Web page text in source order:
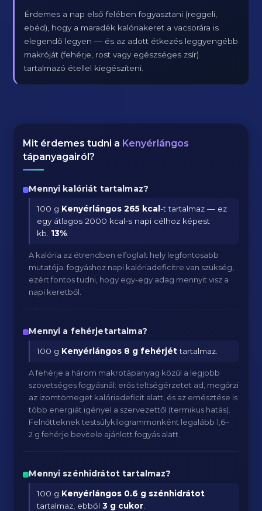
Érdemes a nap első felében fogyasztani (reggeli,
ebéd), hogy a maradék kalóriakeret a vacsorára is
elegendő legyen — és az adott étkezés leggyengébb
makróját (fehérje, rost vagy egészséges zsír)
tartalmazó étellel kiegészíteni.
Mit érdemes tudni a Kenyérlángos
tápanyagairól?
Mennyi kalóriát tartalmaz?
100 g Kenyérlángos 265 kcal-t tartalmaz — ez
egy átlagos 2000 kcal-s napi célhoz képest
kb. 13%
A kalória az étrendben elfoglalt hely legfontosabb
mutatója: fogyáshoz napi kalóriadeficitre van szükség,
ezért fontos tudni, hogy egy-egy adag mennyit visz a
napi keretből.
Mennyi a fehérjetartalma?
100 g Kenyérlángos 8 g fehérjéttartalmaz.
A fehérje a három makrotápanyag közül a legjobb
szövetséges fogyásnál: erős teltségérzetet ad, megőrzi
az izomtömeget kalóriadeficit alatt, és az emésztése is
több energiát igényel a szervezettől (termikus hatás).
Felnőtteknek testsúlykilogrammonként legalább 1,6–
2 g fehérje bevitele ajánlott fogyás alatt.
Mennyi szénhidrátot tartalmaz?
100 g Kenyérlángos 0.6 g szénhidrátot
tartalmaz, ebből3 g cukor